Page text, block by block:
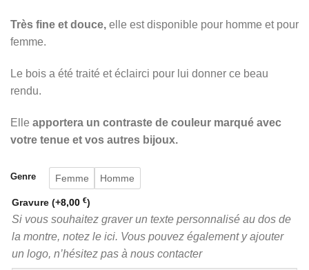
Très fine et douce, elle est disponible pour homme et pour
femme.
Le bois a été traité et éclairci pour lui donner ce beau
rendu.
Elle apportera un contraste de couleur marqué avec
votre tenue et vos autres bijoux.
Genre Femme Homme
Gravure (+8,00 €)
Si vous souhaitez graver un texte personnalisé au dos de
la montre, notez le ici. Vous pouvez également y ajouter
un logo, n’hésitez pas à nous contacter